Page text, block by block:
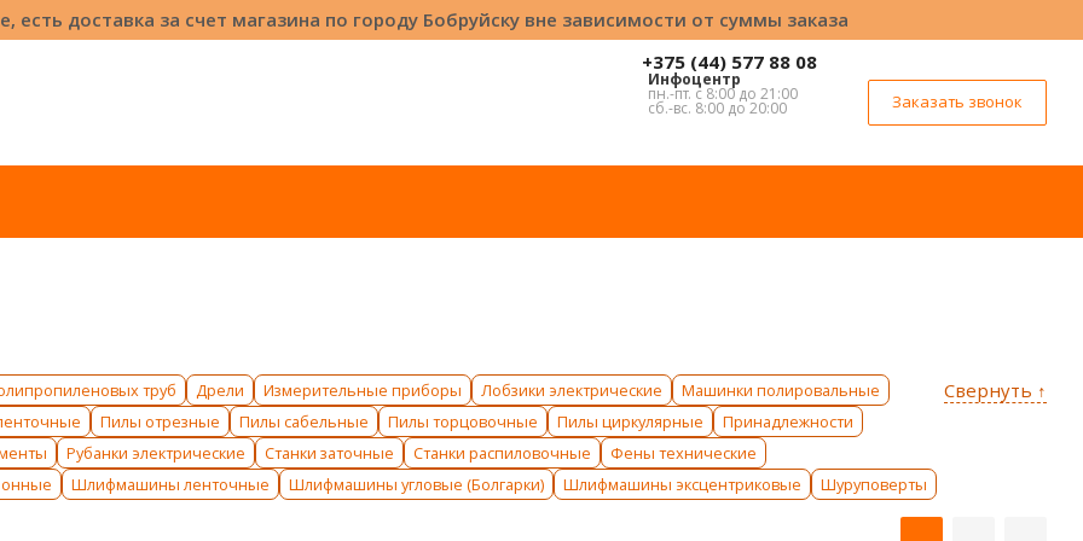
есть доставка за счет магазина по городу Бобруйску вне зависимости от суммы заказа
+375 (44) 577 88 08
Инфоцентр
пн.-пт. с 8:00 до 21:00
сб.-вс. 8:00 до 20:00 Заказать звонок
Свернуть ↑
труб Дрели Измерительные приборы Лобзики электрические
Машинки полировальные
Пилы отрезные Пилы сабельные Пилы торцовочные Пилы циркулярные
Принадлежности
Рубанки электрические Станки заточные Станки распиловочные
Фены технические
Шлифмашины ленточные Шлифмашины угловые (Болгарки) Шлифмашины эксцентриковые Шуруповерты